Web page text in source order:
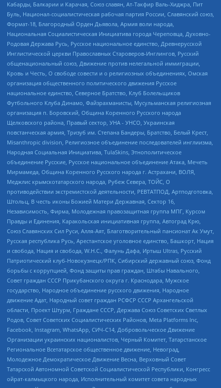
Кабарды, Балкарии и Карачая, Союз славян, Ат-Такфир Валь-Хиджра, Пит
Буль, Национал-социалистическая рабочая партия России, Славянский союз,
Формат-18, Благородный Орден Дьявола, Армия воли народа,
Национальная Социалистическая Инициатива города Череповца, Духовно-
Родовая Держава Русь, Русское национальное единство, Древнерусской
Инглистической церкви Православных Староверов-Инглингов, Русский
общенациональный союз, Движение против нелегальной иммиграции,
Кровь и Честь, О свободе совести и о религиозных объединениях, Омская
организация общественного политического движения Русское
национальное единство, Северное Братство, Клуб Болельщиков
Футбольного Клуба Динамо, Файзрахманисты, Мусульманская религиозная
организация п. Боровский, Община Коренного Русского народа
Щелковского района, Правый сектор, УНА - УНСО, Украинская
повстанческая армия, Тризуб им. Степана Бандеры, Братство, Белый Крест,
Misanthropic division, Религиозное объединение последователей инглиизма,
Народная Социальная Инициатива, TulaSkins, Этнополитическое
объединение Русские, Русское национальное объединение Атака, Мечеть
Мирмамеда, Община Коренного Русского народа г. Астрахани, ВОЛЯ,
Меджлис крымскотатарского народа, Рубеж Севера, ТОЙС, О
противодействии экстремистской деятельности, РЕВТАТПОД, Артподготовка,
Штольц, В честь иконы Божией Матери Державная, Сектор 16,
Независимость, Фирма, Молодежная правозащитная группа МПГ, Курсом
Правды и Единения, Каракольская инициативная группа, Автоград Крю,
Союз Славянских Сил Руси, Алля-Аят, Благотворительный пансионат Ак Умут,
Русская республика Русь, Арестантское уголовное единство, Башкорт, Нация
и свобода, Нация и свобода, W.H.С., Фалунь Дафа, Иртыш Ultras, Русский
Патриотический клуб-Новокузнецк/РПК, Сибирский державный союз, Фонд
борьбы с коррупцией, Фонд защиты прав граждан, Штабы Навального,
Совет граждан СССР Прикубанского округа г. Краснодара, Мужское
государство, Народное объединение русского движения, Народное
движение Адат, Народный совет граждан РСФСР СССР Архангельской
области, Проект Штурм, Граждане СССР, Держава Союз Советских Светлых
Родов, Совет Советских Социалистических Районов, Meta Platforms Inc,
Facebook, Instagram, WhatsApp, СИЧ-С14, Добровольческое Движение
Организации украинских националистов, Черный Комитет, Татарстанское
Региональное Всетатарское общественное движение, Невоград,
Молодежное Демократическое Движение Весна, Верховный Совет
Татарской Автономной Советской Социалистической Республики, Конгресс
ойрат-калмыцкого народа, Исполнительный комитет совета народных